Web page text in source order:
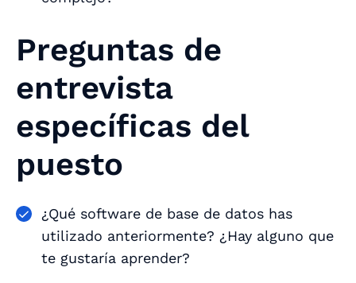
Preguntas de
entrevista
específicas del
puesto
¿Qué software de base de datos has
utilizado anteriormente? ¿Hay alguno que
te gustaría aprender?